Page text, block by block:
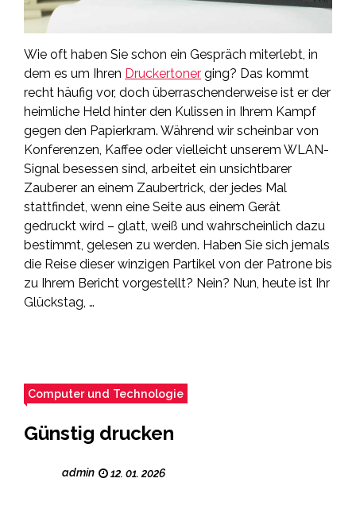
Wie oft haben Sie schon ein Gespräch miterlebt, in
dem es um Ihren Druckertoner ging? Das kommt
recht häufig vor, doch überraschenderweise ist er der
heimliche Held hinter den Kulissen in Ihrem Kampf
gegen den Papierkram. Während wir scheinbar von
Konferenzen, Kaffee oder vielleicht unserem WLAN-
Signal besessen sind, arbeitet ein unsichtbarer
Zauberer an einem Zaubertrick, der jedes Mal
stattfindet, wenn eine Seite aus einem Gerät
gedruckt wird – glatt, weiß und wahrscheinlich dazu
bestimmt, gelesen zu werden. Haben Sie sich jemals
die Reise dieser winzigen Partikel von der Patrone bis
zu Ihrem Bericht vorgestellt? Nein? Nun, heute ist Ihr
Glückstag, …
Computer und Technologie
Günstig drucken
admin 12. 01. 2026